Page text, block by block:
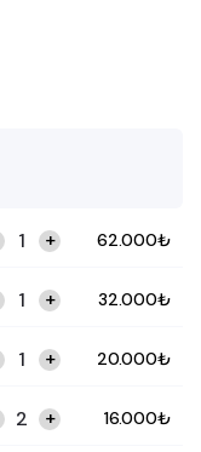
+ 62.000₺
+ 32.000₺
+ 20.000₺
+ 16.000₺